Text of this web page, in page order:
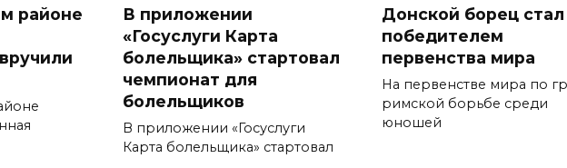
районе
В приложении
«Госуслуги Карта
болельщика» стартовал
чемпионат для
болельщиков
В приложении «Госуслуги
Карта болельщика» стартовал
Донской борец стал
победителем
первенства мира
На первенстве мира по
римской борьбе среди
юношей